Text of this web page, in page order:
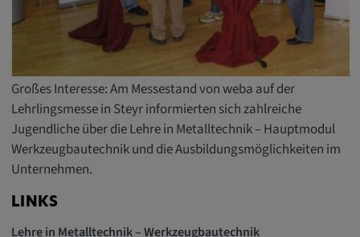
Großes Interesse: Am Messestand von weba auf der
Lehrlingsmesse in Steyr informierten sich zahlreiche
Jugendliche über die Lehre in Metalltechnik – Hauptmodul
Werkzeugbautechnik und die Ausbildungsmöglichkeiten im
Unternehmen.
LINKS
Lehre in Metalltechnik – Werkzeugbautechnik
Zweck:
Alle Cookies der Kategorie "Externe
Medien"
Statistik
Statistik Cookies sammeln anonyme
Informationen über das Nutzerverhalten.
Diese Informationen helfen uns, das